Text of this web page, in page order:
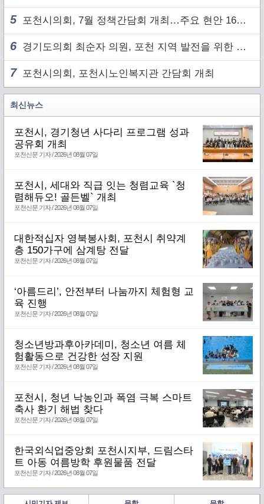
5 포천시의회, 7월 정책간담회 개최…주요 현안 16건 점검
6 경기도의회 최순자 의원, 포천 지역 발전을 위한 정담회 개최
7포천시의회, 포천시노인복지관 간담회 개최
최신뉴스
포천시, 경기청년 사다리 프로그램 성과
공유회 개최
포천신문 기자 / 2026년 08월 07일
포천시, 세대와 직급 잇는 청렴교육 `청
렴해듀오! 골든벨` 개최
포천신문 기자 / 2026년 08월 07일
대한적십자 영북봉사회, 포천시 취약계
층 150가구에 삼계탕 전달
포천신문 기자 / 2026년 08월 07일
‘아름드리’, 안전부터 나눔까지 체험형 교
육 진행
포천신문 기자 / 2026년 08월 07일
청소년방과후아카데미, 청소년 여름 체
험활동으로 건강한 성장 지원
포천신문 기자 / 2026년 08월 07일
포천시, 청년 낙농인과 폭염 극복 스마트
축사 환기 해법 찾다
포천신문 기자 / 2026년 08월 07일
한국외식업중앙회 포천시지부, 드림스타
트 아동 여름방학 후원물품 전달
포천신문 기자 / 2026년 08월 07일